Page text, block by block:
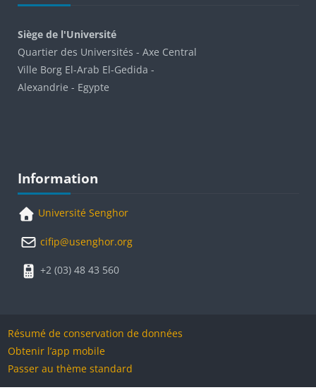
Siège de l'Université
Quartier des Universités - Axe Central
Ville Borg El-Arab El-Gedida -
Alexandrie - Egypte
Blocs
Information
Université Senghor
cifip@usenghor.org
+2 (03) 48 43 560
Résumé de conservation de données
Obtenir l’app mobile
Passer au thème standard